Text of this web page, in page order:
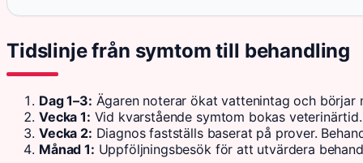
Tidslinje från symtom till behandling
Dag 1–3: Ägaren noterar ökat vattenintag och börjar
Vecka 1: Vid kvarstående symtom bokas
Vecka 2: Diagnos fastställs baserat på prover.
Månad 1: Uppföljningsbesök för att utvärdera